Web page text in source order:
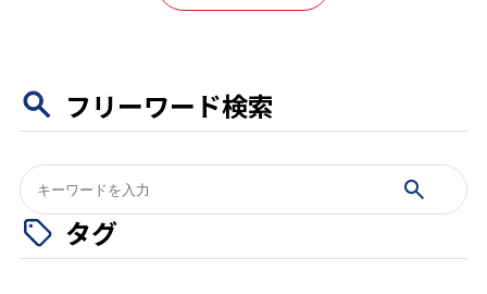
フリーワード検索
検
索:
タグ